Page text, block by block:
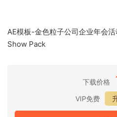
AE模板-金色粒子公司企业年会
Show Pack
下载价格
VIP免费